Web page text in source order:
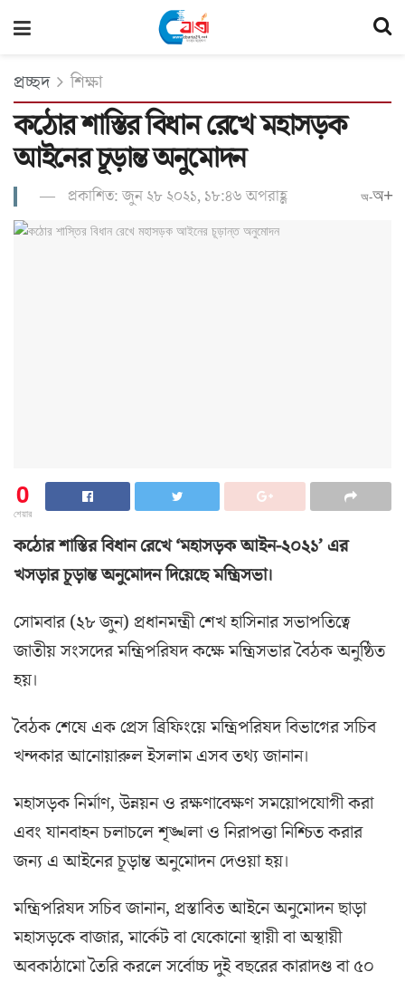
প্রচ্ছদ শিক্ষা
কঠোর শাস্তির বিধান রেখে মহাসড়ক
আইনের চূড়ান্ত অনুমোদন
প্রকাশিত: জুন ২৮ ২০২১, ১৮:৪৬ অপরাহ্ণ অ-অ+
0
শেয়ার
কঠোর শাস্তির বিধান রেখে ‘মহাসড়ক আইন-২০২১’ এর
খসড়ার চূড়ান্ত অনুমোদন দিয়েছে মন্ত্রিসভা।
সোমবার (২৮ জুন) প্রধানমন্ত্রী শেখ হাসিনার সভাপতিত্বে
জাতীয় সংসদের মন্ত্রিপরিষদ কক্ষে মন্ত্রিসভার বৈঠক অনুষ্ঠিত
হয়।
বৈঠক শেষে এক প্রেস ব্রিফিংয়ে মন্ত্রিপরিষদ বিভাগের সচিব
খন্দকার আনোয়ারুল ইসলাম এসব তথ্য জানান।
মহাসড়ক নির্মাণ, উন্নয়ন ও রক্ষণাবেক্ষণ সময়োপযোগী করা
এবং যানবাহন চলাচলে শৃঙ্খলা ও নিরাপত্তা নিশ্চিত করার
জন্য এ আইনের চূড়ান্ত অনুমোদন দেওয়া হয়।
মন্ত্রিপরিষদ সচিব জানান, প্রস্তাবিত আইনে অনুমোদন ছাড়া
মহাসড়কে বাজার, মার্কেট বা যেকোনো স্থায়ী বা অস্থায়ী
অবকাঠামো তৈরি করলে সর্বোচ্চ দুই বছরের কারাদণ্ড বা ৫০